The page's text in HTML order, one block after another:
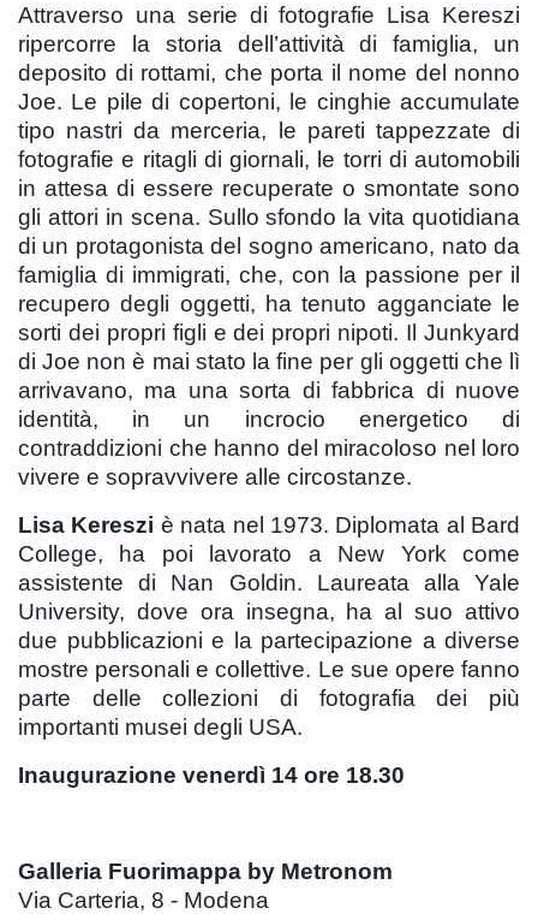
Attraverso una serie di fotografie Lisa Kereszi
ripercorre la storia dell’attività di famiglia, un
deposito di rottami, che porta il nome del nonno
Joe. Le pile di copertoni, le cinghie accumulate
tipo nastri da merceria, le pareti tappezzate di
fotografie e ritagli di giornali, le torri di automobili
in attesa di essere recuperate o smontate sono
gli attori in scena. Sullo sfondo la vita quotidiana
di un protagonista del sogno americano, nato da
famiglia di immigrati, che, con la passione per il
recupero degli oggetti, ha tenuto agganciate le
sorti dei propri figli e dei propri nipoti. Il Junkyard
di Joe non è mai stato la fine per gli oggetti che lì
arrivavano, ma una sorta di fabbrica di nuove
identità, in un incrocio energetico di
contraddizioni che hanno del miracoloso nel loro
vivere e sopravvivere alle circostanze.
Lisa Kereszi è nata nel 1973. Diplomata al Bard
College, ha poi lavorato a New York come
assistente di Nan Goldin. Laureata alla Yale
University, dove ora insegna, ha al suo attivo
due pubblicazioni e la partecipazione a diverse
mostre personali e collettive. Le sue opere fanno
parte delle collezioni di fotografia dei più
importanti musei degli USA.
Inaugurazione venerdì 14 ore 18.30
Galleria Fuorimappa by Metronom
Via Carteria, 8 - Modena